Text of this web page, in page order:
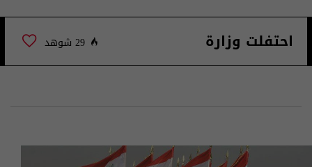
احتفلت وزارة 29 شوهد